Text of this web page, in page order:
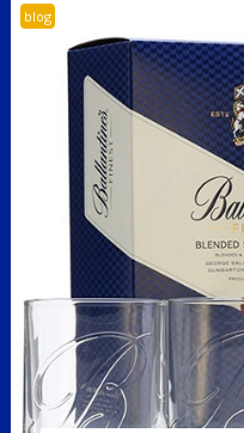
blog